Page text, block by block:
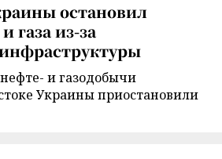
остановил
газа из-за
и газодобычи
Украины приостановили